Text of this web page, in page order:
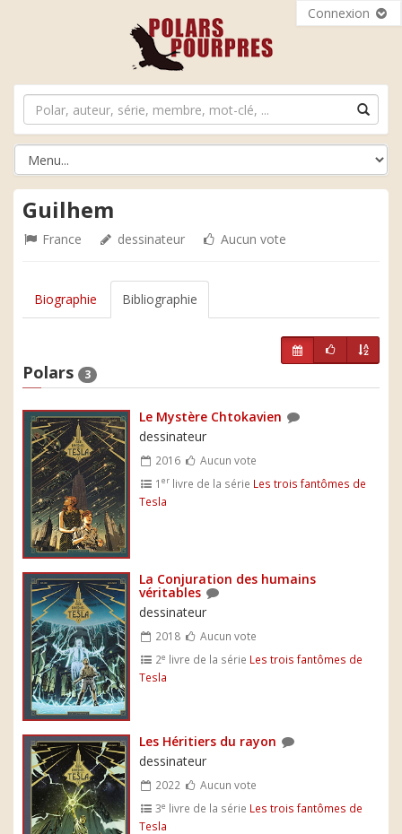
Connexion
Guilhem
France dessinateur Aucun vote
Biographie Bibliographie
Polars 3
Le Mystère Chtokavien
dessinateur
2016
Aucun vote
1er livre de la série Les trois fantômes de
Tesla
La Conjuration des humains
véritables
dessinateur
2018
Aucun vote
2e livre de la série Les trois fantômes de
Tesla
Les Héritiers du rayon
dessinateur
2022
Aucun vote
3e livre de la série Les trois fantômes de
Tesla